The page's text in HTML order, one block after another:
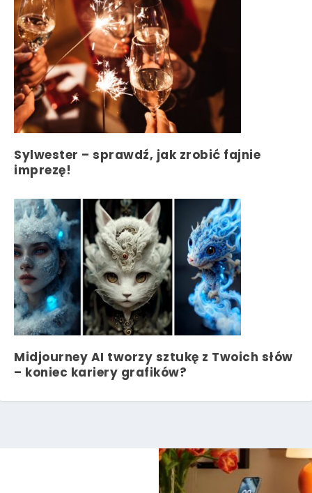
Sylwester – sprawdź, jak zrobić fajnie
imprezę!
Midjourney AI tworzy sztukę z Twoich słów
– koniec kariery grafików?